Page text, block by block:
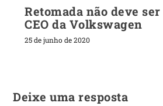
Retomada não deve ser
CEO da Volkswagen
25 de junho de 2020
Deixe uma resposta